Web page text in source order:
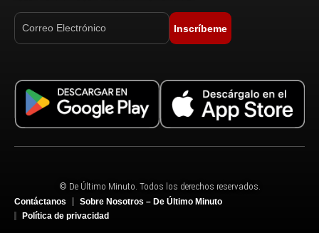
Inscríbeme
© De Último Minuto. Todos los derechos reservados.
Contáctanos
Sobre Nosotros – De Último Minuto
Política de privacidad